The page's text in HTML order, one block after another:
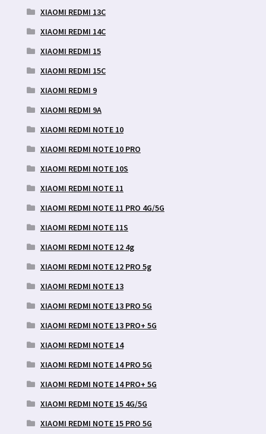
XIAOMI REDMI 13C
XIAOMI REDMI 14C
XIAOMI REDMI 15
XIAOMI REDMI 15C
XIAOMI REDMI 9
XIAOMI REDMI 9A
XIAOMI REDMI NOTE 10
XIAOMI REDMI NOTE 10 PRO
XIAOMI REDMI NOTE 10S
XIAOMI REDMI NOTE 11
XIAOMI REDMI NOTE 11 PRO 4G/5G
XIAOMI REDMI NOTE 11S
XIAOMI REDMI NOTE 12 4g
XIAOMI REDMI NOTE 12 PRO 5g
XIAOMI REDMI NOTE 13
XIAOMI REDMI NOTE 13 PRO 5G
XIAOMI REDMI NOTE 13 PRO+ 5G
XIAOMI REDMI NOTE 14
XIAOMI REDMI NOTE 14 PRO 5G
XIAOMI REDMI NOTE 14 PRO+ 5G
XIAOMI REDMI NOTE 15 4G/5G
XIAOMI REDMI NOTE 15 PRO 5G